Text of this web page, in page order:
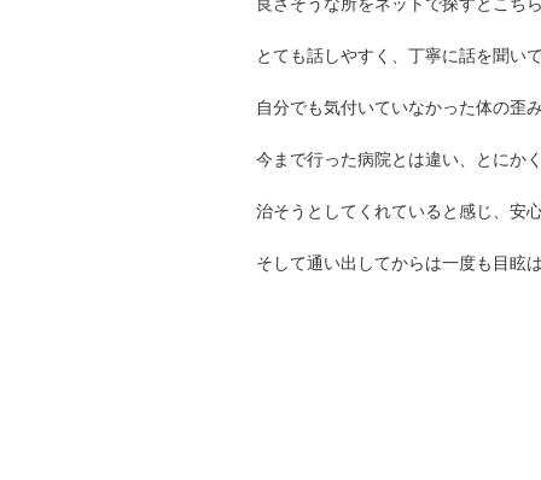
とても話しやすく、丁寧に話を聞い
自分でも気付いていなかった体の歪
今まで行った病院とは違い、とにか
治そうとしてくれていると感じ、安
そして通い出してからは一度も目眩